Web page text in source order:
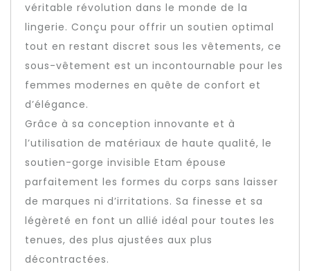
véritable révolution dans le monde de la
lingerie. Conçu pour offrir un soutien optimal
tout en restant discret sous les vêtements, ce
sous-vêtement est un incontournable pour les
femmes modernes en quête de confort et
d’élégance.
Grâce à sa conception innovante et à
l’utilisation de matériaux de haute qualité, le
soutien-gorge invisible Etam épouse
parfaitement les formes du corps sans laisser
de marques ni d’irritations. Sa finesse et sa
légèreté en font un allié idéal pour toutes les
tenues, des plus ajustées aux plus
décontractées.